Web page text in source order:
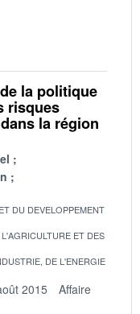
la politique
risques
la région
DU DEVELOPPEMENT
ET DES
DE L'ENERGIE
2015
Affaire